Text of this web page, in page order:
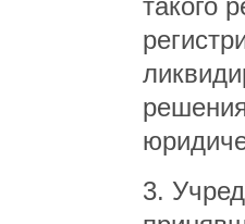
такого
3.